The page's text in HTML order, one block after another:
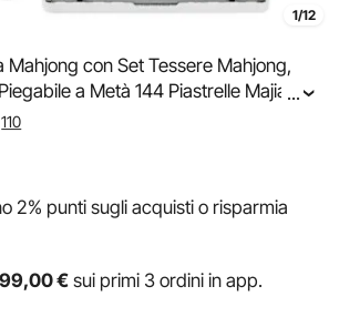
1/12
Mahjong con Set Tessere Mahjong,
a Metà 144 Piastrelle Majiang
Portatile Bi-Pieghevole con
...
110
2% punti sugli acquisti o risparmia
99,00€ sui primi 3 ordini in app.